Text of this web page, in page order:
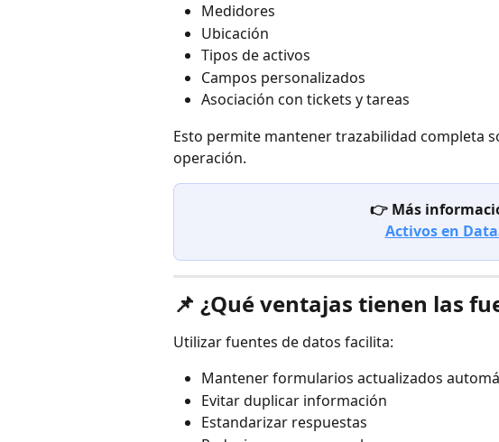
Medidores
Ubicación
Tipos de activos
Campos personalizados
Asociación con tickets y tareas
Esto permite mantener trazabilidad completa
operación.
👉 Más
Activos en
📌 ¿Qué ventajas tienen las
Utilizar fuentes de datos facilita:
Mantener formularios actualizados
Evitar duplicar información
Estandarizar respuestas